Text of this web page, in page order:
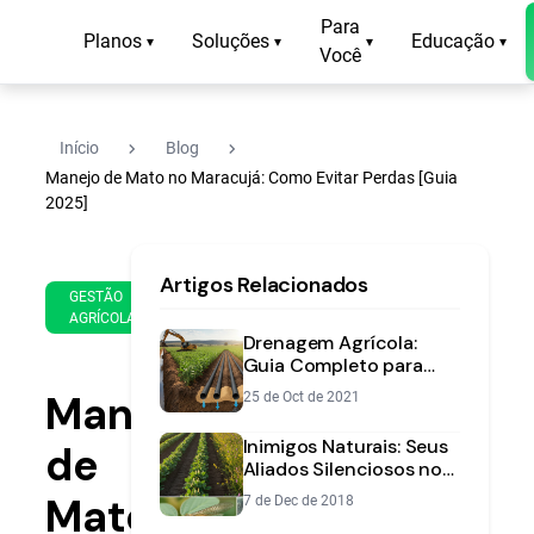
Planos ▾ Soluções ▾
Para
Você
▾ Educação ▾
Início navigate_next Blog navigate_next
Manejo de Mato no Maracujá: Como Evitar Perdas [Guia
2025]
GESTÃO
AGRÍCOLA
de
de
2025
min
leitura
Manejo
de
Mato
Artigos Relacionados
Drenagem Agrícola:
Guia Completo para
Manejar o Excesso de
Água na Lavoura
25 de Oct de 2021
Inimigos Naturais: Seus
Aliados Silenciosos no
Controle de Pragas
7 de Dec de 2018